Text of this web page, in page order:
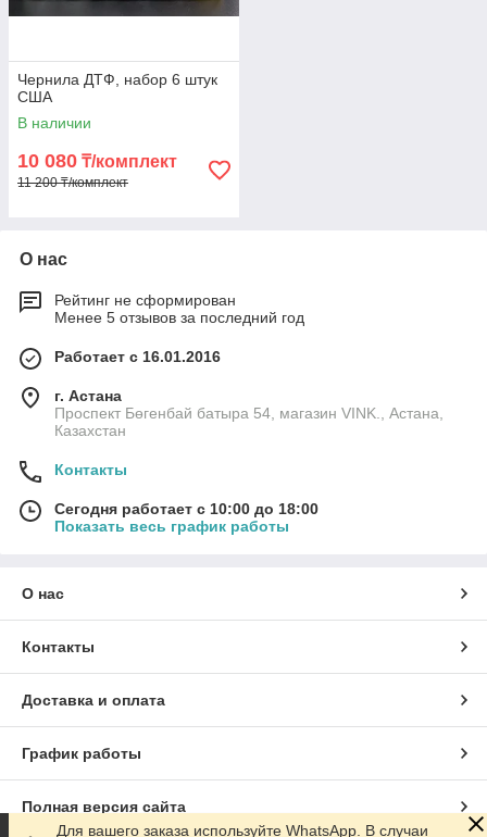
Чернила ДТФ, набор 6 штук
США
В наличии
10 080 ₸/комплект
11 200 ₸/комплект
О нас
Рейтинг не сформирован
Менее 5 отзывов за последний год
Работает с 16.01.2016
г. Астана
Проспект Бөгенбай батыра 54, магазин VINK., Астана,
Казахстан
Контакты
Сегодня работает с 10:00 до 18:00
Показать весь график работы
О нас
Контакты
Доставка и оплата
График работы
Полная версия сайта
Для вашего заказа используйте WhatsApp. В случаи